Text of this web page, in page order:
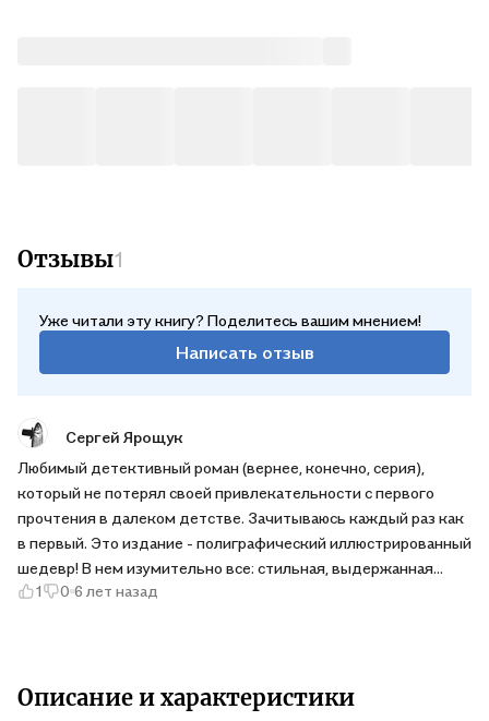
Отзывы1
Уже читали эту книгу? Поделитесь вашим мнением!
Написать отзыв
Сергей Ярощук
Любимый детективный роман (вернее, конечно, серия),
который не потерял своей привлекательности с первого
прочтения в далеком детстве. Зачитываюсь каждый раз как
в первый. Это издание - полиграфический иллюстрированный
шедевр! В нем изумительно все: стильная, выдержанная
обложка, красочные развороты, качественная
неуместно), но их очень много, буквально на каждой
1 0 6 лет назад
Описание и характеристики